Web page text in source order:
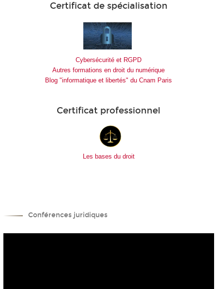
Certificat de spécialisation
Cybersécurité et RGPD
Autres formations en droit du numérique
Blog "informatique et libertés" du Cnam Paris
Certificat professionnel
Les bases du droit
Conférences juridiques